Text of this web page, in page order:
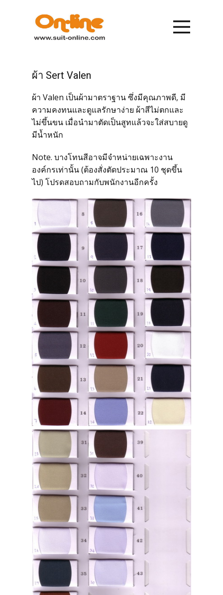
หน้าแรก
รายการสินค้า
การสั่งซื้อ
การชำระเงิน
เกี่ยวกับเรา
ข่าวสาร
ติดต่อเรา
โทร 099 11 44 919
แอดไลน์ @suitonline
Login
ผ้า Sert Valen
ผ้า Valen เป็นผ้ามาตราฐาน ซึ่งมีคุณภาพดี, มี
ความคงทนและดูแลรักษาง่าย ผ้าสีไม่ตกและ
ไม่ขึ้นขน เมื่อนำมาตัดเป็นสูทแล้วจะใส่สบายดู
มีน้ำหนัก
Note. บางโทนสีอาจมีจำหน่ายเฉพาะงาน
องค์กรเท่านั้น (ต้องสั่งตัดประมาณ 10 ชุดขึ้น
ไป) โปรดสอบถามกับพนักงานอีกครั้ง